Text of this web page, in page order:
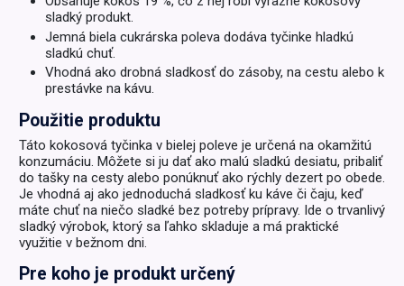
sladký produkt.
Jemná biela cukrárska poleva dodáva tyčinke hladkú
sladkú chuť.
Vhodná ako drobná sladkosť do zásoby, na cestu alebo k
prestávke na kávu.
Použitie produktu
Táto kokosová tyčinka v bielej poleve je určená na okamžitú
konzumáciu. Môžete si ju dať ako malú sladkú desiatu, pribaliť
do tašky na cesty alebo ponúknuť ako rýchly dezert po obede.
Je vhodná aj ako jednoduchá sladkosť ku káve či čaju, keď
máte chuť na niečo sladké bez potreby prípravy. Ide o trvanlivý
sladký výrobok, ktorý sa ľahko skladuje a má praktické
využitie v bežnom dni.
Pre koho je produkt určený